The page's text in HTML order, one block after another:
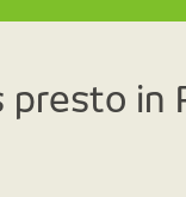
presto in